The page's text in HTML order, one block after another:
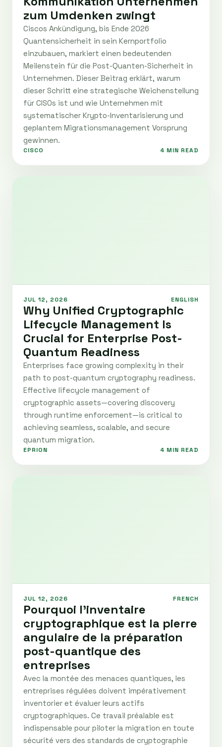
zum Umdenken zwingt
Ciscos Ankündigung, bis Ende 2026
Quantensicherheit in sein Kernportfolio
einzubauen, markiert einen bedeutenden
Meilenstein für die Post-Quanten-Sicherheit in
Unternehmen. Dieser Beitrag erklärt, warum
dieser Schritt eine strategische Weichenstellung
für CISOs ist und wie Unternehmen mit
systematischer Krypto-Inventarisierung und
geplantem Migrationsmanagement Vorsprung
gewinnen.
CISCO 4 MIN READ
JUL 12, 2026 ENGLISH
Why Unified Cryptographic
Lifecycle Management Is
Crucial for Enterprise Post-
Quantum Readiness
Enterprises face growing complexity in their
path to post-quantum cryptography readiness.
Effective lifecycle management of
cryptographic assets—covering discovery
through runtime enforcement—is critical to
achieving seamless, scalable, and secure
quantum migration.
EPRION 4 MIN READ
JUL 12, 2026 FRENCH
Pourquoi l'inventaire
cryptographique est la pierre
angulaire de la préparation
post-quantique des
entreprises
Avec la montée des menaces quantiques, les
entreprises régulées doivent impérativement
inventorier et évaluer leurs actifs
cryptographiques. Ce travail préalable est
indispensable pour piloter la migration en toute
sécurité vers des standards de cryptographie